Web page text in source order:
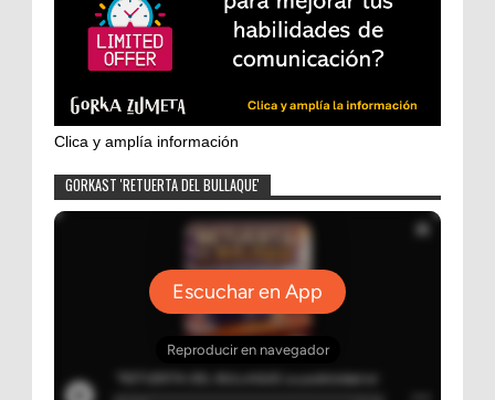
Clica y amplía información
GORKAST 'RETUERTA DEL BULLAQUE'